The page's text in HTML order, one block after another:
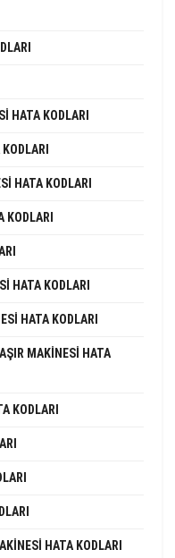
HATA KODLARI
HATA KODLARI
KODLARI
HATA KODLARI
HATA KODLARI
MAKINESI HATA
KODLARI
HATA KODLARI